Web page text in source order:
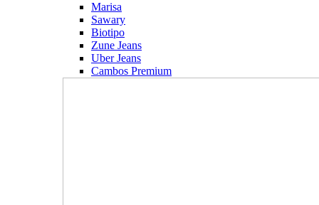
Marisa
Sawary
Biotipo
Zune Jeans
Uber Jeans
Cambos Premium